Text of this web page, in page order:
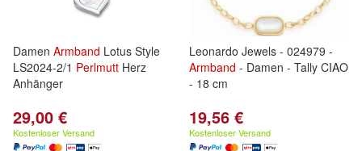
Damen Armband Lotus Style
LS2024-2/1 Perlmutt Herz
Anhänger
29,00 €
Kostenloser Versand
Leonardo Jewels - 024979 -
Armband - Damen - Tally CIAO
- 18 cm
19,56 €
Kostenloser Versand